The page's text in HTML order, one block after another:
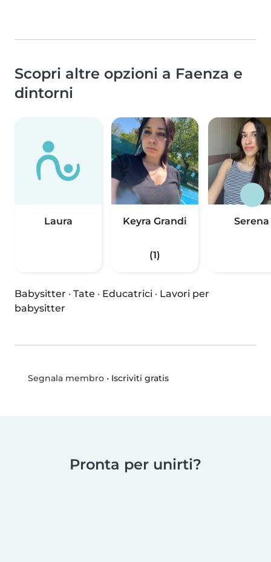
Scopri altre opzioni a Faenza e
dintorni
Laura Keyra Grandi
(1)
Serena
Babysitter · Tate · Educatrici · Lavori per
babysitter
Segnala membro• Iscriviti gratis
Pronta per unirti?